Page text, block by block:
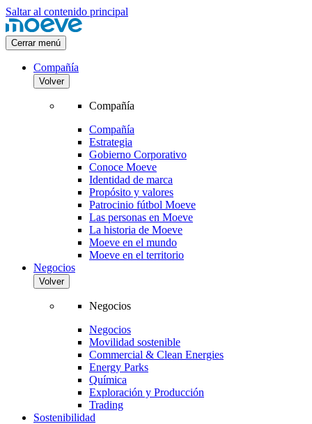
Saltar al contenido principal
Cerrar menú
Compañía
Volver
Compañía
Compañía
Estrategia
Gobierno Corporativo
Conoce Moeve
Identidad de marca
Propósito y valores
Patrocinio fútbol Moeve
Las personas en Moeve
La historia de Moeve
Moeve en el mundo
Moeve en el territorio
Negocios
Volver
Negocios
Negocios
Movilidad sostenible
Commercial & Clean Energies
Energy Parks
Química
Exploración y Producción
Trading
Sostenibilidad